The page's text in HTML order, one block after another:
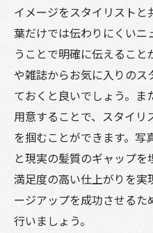
イメージをスタイリスト
葉だけでは伝わりにくい
うことで明確に伝えるこ
や雑誌からお気に入りのス
ておくと良いでしょう。ま
用意することで、スタイ
を掴むことができます。写
と現実の髪質のギャップ
満足度の高い仕上がりを実
ージアップを成功させる
行いましょう。